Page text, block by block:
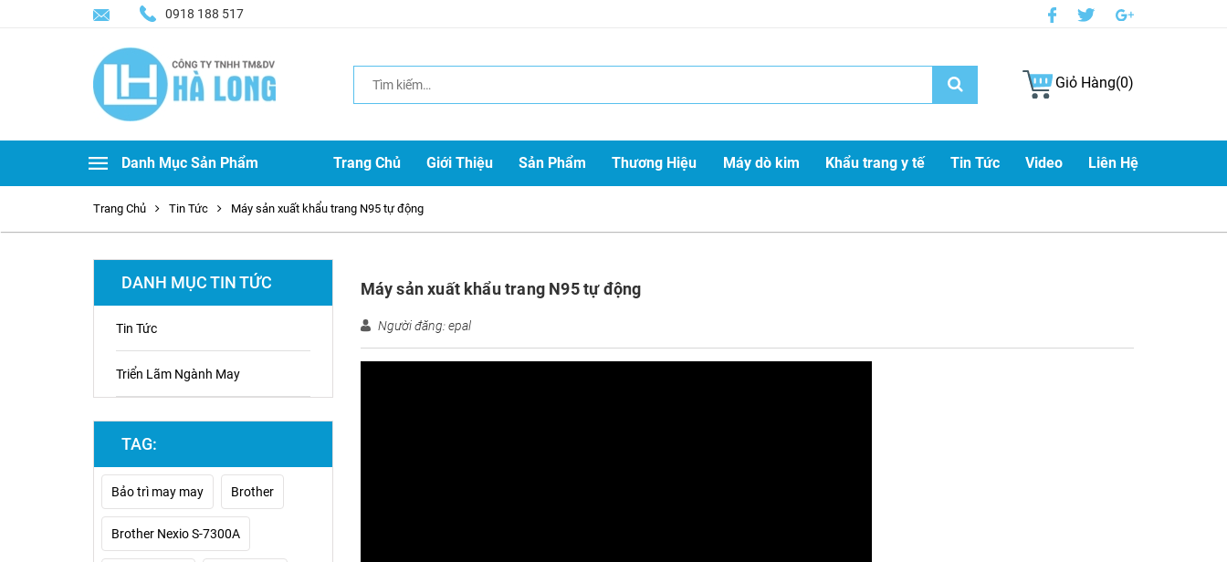
0918 188 517
Giỏ Hàng(0)
Danh Mục Sản Phẩm Trang Chủ Giới Thiệu Sản Phẩm Thương Hiệu Máy dò kim Khẩu trang y tế Tin Tức Video Liên Hệ
Trang Chủ Tin Tức Máy sản xuất khẩu trang N95 tự động
DANH MỤC TIN TỨC
Tin Tức
Triển Lãm Ngành May
TAG:
Bảo trì may may Brother
Brother Nexio S-7300A
Máy sản xuất khẩu trang N95 tự động
Người đăng: epal